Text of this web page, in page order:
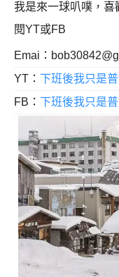
我是來一球叭噗，喜
閱YT或FB
Emai：
YT： 下班後我只是
FB： 下班後我只是